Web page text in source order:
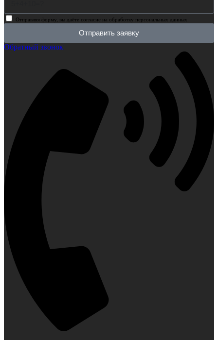
Отправляя форму, вы даёте согласие на обработку персональных данных.
Отправить заявку
Обратный звонок